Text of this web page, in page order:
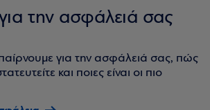
την ασφάλειά σας
για την ασφάλειά σας, πώς
και ποιες είναι οι πιο